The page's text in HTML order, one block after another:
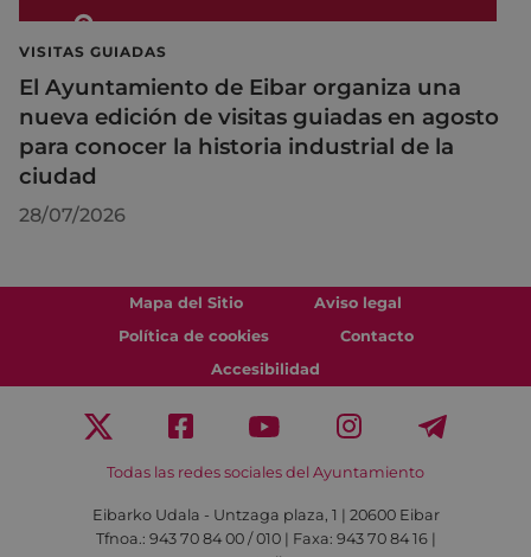
VISITAS GUIADAS
El Ayuntamiento de Eibar organiza una
nueva edición de visitas guiadas en agosto
para conocer la historia industrial de la
ciudad
28/07/2026
Mapa del Sitio
Aviso legal
Política de cookies
Contacto
Accesibilidad
Todas las redes sociales del Ayuntamiento
Eibarko Udala - Untzaga plaza, 1 | 20600 Eibar
Tfnoa.: 943 70 84 00 / 010 | Faxa: 943 70 84 16 |